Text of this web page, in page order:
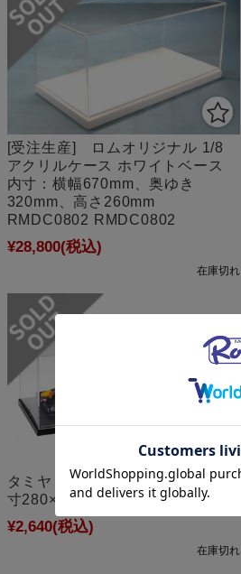
[受注生産] ロムオリジナル 1/8
アクリルケース ホワイトベース
内寸：横幅670mm、奥ゆき
320mm、高さ260mm
RMDC0802 RMDC0802
¥28,800(税込)
在庫切れ
タミヤ ディスプレイケースP (内
寸280×130×90mm) 73020
¥2,640(税込)
在庫切れ